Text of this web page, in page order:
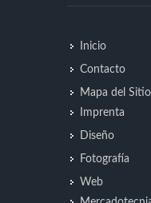
Inicio
Contacto
Mapa del Sitio
Imprenta
Diseño
Fotografía
Web